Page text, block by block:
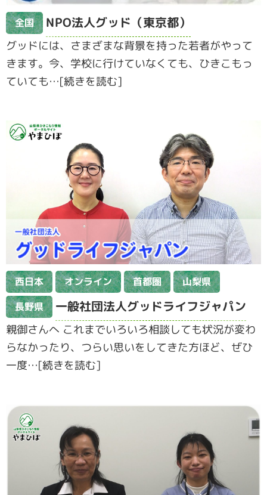
全国 NPO法人グッド（東京都）
グッドには、さまざまな背景を持った若者がやって
きます。今、学校に行けていなくても、ひきこもっ
ていても…[続きを読む]
西日本 オンライン 首都圏
山梨県
長野県
一般社団法人グッドライフジャパン
親御さんへ これまでいろいろ相談しても状況が変わ
らなかったり、つらい思いをしてきた方ほど、ぜひ
一度…[続きを読む]